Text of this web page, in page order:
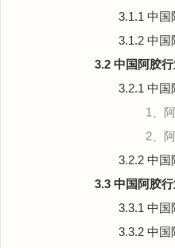
3.1.1 中国
3.1.2 中国
3.2 中国阿胶
3.2.1 中国
1、
2、
3.2.2 中
3.3 中国阿胶
3.3.1 中国
3.3.2 中